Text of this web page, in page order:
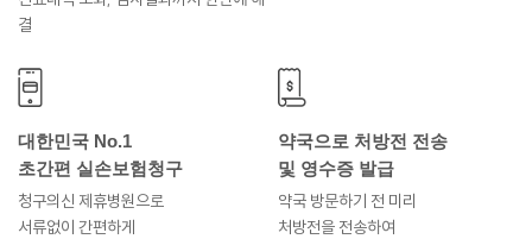
결
대한민국 No.1
초간편 실손보험청구
청구의신 제휴병원으로
서류없이 간편하게
약국으로 처방전 전송
및 영수증 발급
약국 방문하기 전 미리
처방전을 전송하여